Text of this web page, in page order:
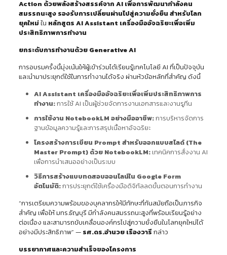
Action ด้วยพลังสร้างสรรค์จาก AI เพื่อการพัฒนากำลังคน
สมรรถนะสูง รองรับการเปลี่ยนผ่านไปสู่ความยั่งยืน สำหรับโลก
ยุคใหม่ใน หลักสูตร AI Assistant เครื่องมืออัจฉริยะเพื่อเพิ่ม
ประสิทธิภาพการทำงาน
ยกระดับการทำงานด้วย Generative AI
การอบรมครั้งนี้มุ่งเน้นให้ผู้เข้าร่วมได้เรียนรู้เทคโนโลยี AI ที่เป็นปัจจุบัน
และนำมาประยุกต์ใช้ในการทำงานได้จริง ผ่านหัวข้อหลักที่สำคัญ ดังนี้
AI Assistant เครื่องมืออัจฉริยะเพื่อเพิ่มประสิทธิภาพการ
ทำงาน:การใช้ AI เป็นผู้ช่วยจัดการงานเอกสารและงานรูทีน
การใช้งาน NotebookLM อย่างมืออาชีพ:การบริหารจัดการ
ฐานข้อมูลความรู้และการสรุปเนื้อหาอัจฉริยะ
โครงสร้างการเขียน Prompt สำหรับออกแบบสไลด์ (The
Master Prompt) ด้วย NotebookLM:เทคนิคการสั่งงาน AI
เพื่อการนำเสนออย่างเป็นระบบ
วิธีการสร้างแบบทดสอบออนไลน์ใน Google Form
อัตโนมัติ:การประยุกต์ใช้เครื่องมือดิจิทัลลดขั้นตอนการทำงาน
“การเตรียมความพร้อมของบุคลากรให้มีทักษะที่ทันสมัยถือเป็นภารกิจ
สำคัญ เพื่อให้ มทร.ธัญบุรี มีกำลังคนสมรรถนะสูงที่พร้อมเรียนรู้อย่าง
ต่อเนื่อง และสามารถขับเคลื่อนองค์กรไปสู่ความยั่งยืนในโลกยุคใหม่ได้
อย่างมีประสิทธิภาพ” — รศ.ดร.อำนวย เรืองวารี กล่าว
บรรยากาศและความสำเร็จของโครงการ